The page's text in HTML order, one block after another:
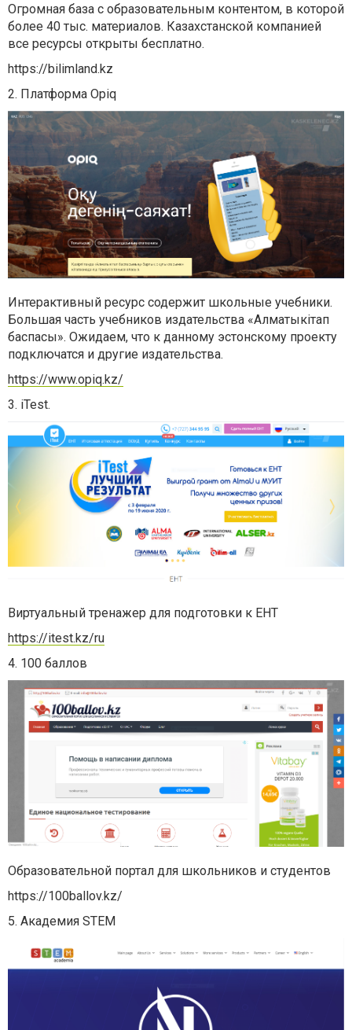
Огромная база с образовательным контентом, в которой
более 40 тыс. материалов. Казахстанской компанией
все ресурсы открыты бесплатно.
https://bilimland.kz
2. Платформа Opiq
Интерактивный ресурс содержит школьные учебники.
Большая часть учебников издательства «Алматыкітап
баспасы». Ожидаем, что к данному эстонскому проекту
подключатся и другие издательства.
https://www.opiq.kz/
3. iTest.
Виртуальный тренажер для подготовки к ЕНТ
https://itest.kz/ru
4. 100 баллов
Образовательной портал для школьников и студентов
https://100ballov.kz/
5. Академия STEM